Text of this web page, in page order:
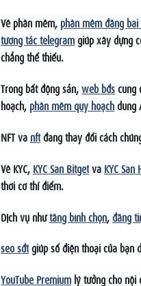
Về phần mềm, phần mềm đăng
tương tác telegramgiúp xây dựng
chẳng thể thiếu.
Trong bất động sản,web bđscung
hoạch, phần mềm quy hoạchdùng
NFT và nftđang thay đổi cách
Về KYC, KYC Sàn Bitgetvà KYC Sàn
thời cơ thí điểm.
Dịch vụ nhưtăng bình chọn,đăng
seo sđtgiúp số điện thoại của bạn
YouTube Premium lý tưởng cho nội